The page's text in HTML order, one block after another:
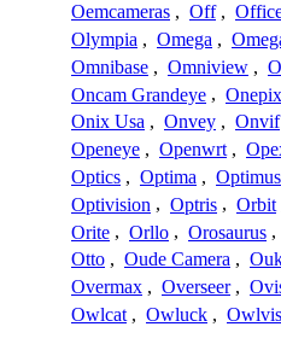
Oemcameras , Off ,
Olympia , Omega ,
Omnibase , Omniview ,
Oncam Grandeye ,
Onix Usa , Onvey , Onvif
Openeye , Openwrt ,
Optics , Optima , Optimus
Optivision , Optris , Orbit
Orite , Orllo , Orosaurus ,
Otto , Oude Camera ,
Overmax , Overseer ,
Owlcat , Owluck ,